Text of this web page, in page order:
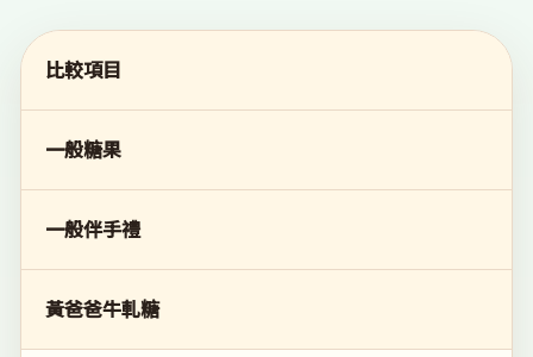
比較項目
一般糖果
一般伴手禮
黃爸爸牛軋糖